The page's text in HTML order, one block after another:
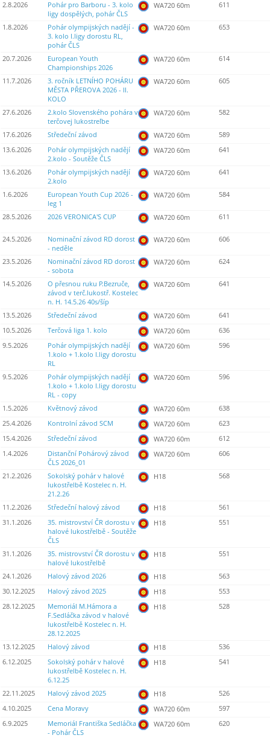
2.8.2026
Pohár pro Barboru - 3. kolo
ligy dospělých, pohár ČLS
WA720 60m 611
1.8.2026
Pohár olympijských nadějí -
3. kolo I.ligy dorostu RL,
pohár ČLS
WA720 60m 653
20.7.2026
European Youth
Championships 2026
WA720 60m 614
11.7.2026
3. ročník LETNÍHO POHÁRU
MĚSTA PŘEROVA 2026 - II.
KOLO
WA720 60m 605
27.6.2026
2.kolo Slovenského pohára v
terčovej lukostreľbe
WA720 60m 582
17.6.2026 Středeční závod WA720 60m
589
13.6.2026
Pohár olympijských nadějí
2.kolo - Soutěže ČLS
WA720 60m 641
13.6.2026
Pohár olympijských nadějí
2.kolo
WA720 60m 641
1.6.2026
European Youth Cup 2026 -
leg 1
WA720 60m 584
28.5.2026 2026 VERONICA'S CUP WA720 60m 611
24.5.2026
Nominační závod RD dorost
- neděle
WA720 60m 606
23.5.2026
Nominační závod RD dorost
- sobota
WA720 60m 624
14.5.2026
O přesnou ruku P.Bezruče,
závod v terč.lukostř. Kostelec
n. H. 14.5.26 40s/šíp
WA720 60m 641
13.5.2026 Středeční závod WA720 60m
641
10.5.2026
Terčová liga 1. kolo WA720 60m
636
9.5.2026
Pohár olympijských nadějí
1.kolo + 1.kolo I.ligy dorostu
RL
WA720 60m 596
9.5.2026
Pohár olympijských nadějí
1.kolo + 1.kolo I.ligy dorostu
RL - copy
WA720 60m 596
1.5.2026 Květnový závod WA720 60m
638
25.4.2026
Kontrolní závod SCM WA720 60m
623
15.4.2026
Středeční závod WA720 60m
612
1.4.2026
Distanční Pohárový závod
ČLS 2026_01
WA720 60m 606
21.2.2026
Sokolský pohár v halové
lukostřelbě Kostelec n. H.
21.2.26
H18 568
11.2.2026 Středeční halový závod H18
561
31.1.2026
35. mistrovství ČR dorostu v
halové lukostřelbě - Soutěže
ČLS
H18 551
31.1.2026
35. mistrovství ČR dorostu v
halové lukostřelbě
H18 551
24.1.2026 Halový závod 2026 H18
563
30.12.2025
Halový závod 2025 H18
553
28.12.2025
Memoriál M.Hámora a
F.Sedláčka závod v halové
lukostřelbě Kostelec n. H.
28.12.2025
H18 528
13.12.2025 Halový závod H18
536
6.12.2025
Sokolský pohár v halové
lukostřelbě Kostelec n. H.
6.12.25
H18 541
22.11.2025 Halový závod 2025 H18
526
4.10.2025
Cena Moravy WA720 60m
597
6.9.2025
Memoriál Františka Sedláčka
- Pohár ČLS
WA720 60m 620